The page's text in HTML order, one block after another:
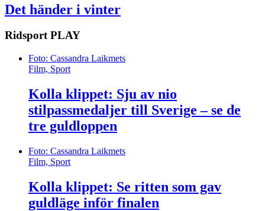
Det händer i vinter
RidsportPLAY
Foto: Cassandra Laikmets
Film, Sport
Kolla klippet: Sju av nio
stilpassmedaljer till Sverige – se de
tre guldloppen
Foto: Cassandra Laikmets
Film, Sport
Kolla klippet: Se ritten som gav
guldläge inför finalen